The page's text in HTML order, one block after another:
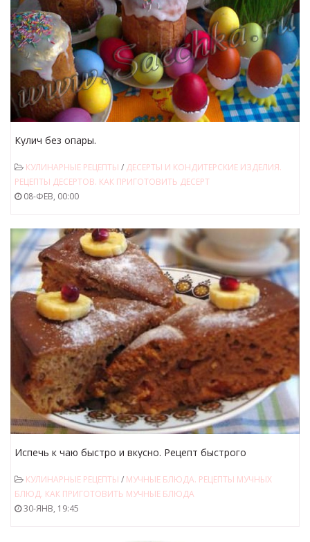
Кулич без опары.
КУЛИНАРНЫЕ РЕЦЕПТЫ / ДЕСЕРТЫ И КОНДИТЕРСКИЕ ИЗДЕЛИЯ.
РЕЦЕПТЫ ДЕСЕРТОВ. КАК ПРИГОТОВИТЬ ДЕСЕРТ
08-ФЕВ, 00:00
Испечь к чаю быстро и вкусно. Рецепт быстрого
КУЛИНАРНЫЕ РЕЦЕПТЫ / МУЧНЫЕ БЛЮДА. РЕЦЕПТЫ МУЧНЫХ
БЛЮД. КАК ПРИГОТОВИТЬ МУЧНЫЕ БЛЮДА
30-ЯНВ, 19:45